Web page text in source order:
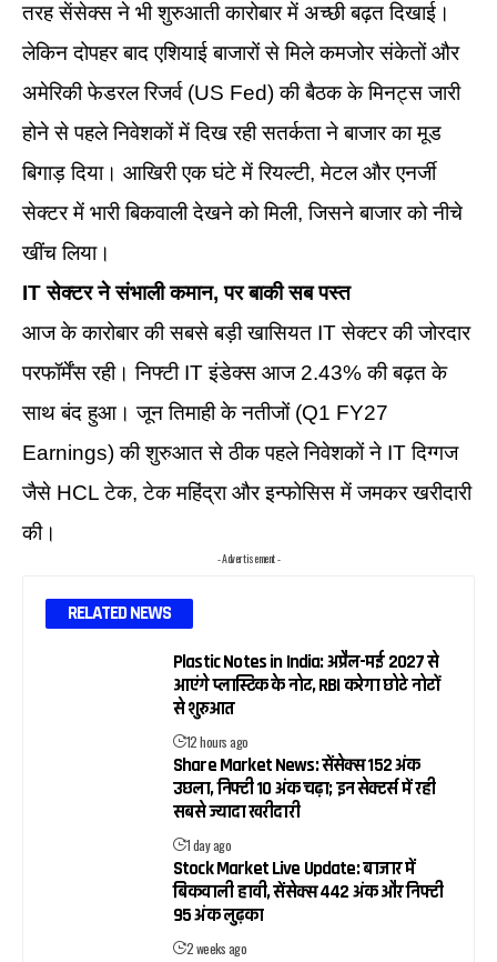
तरह सेंसेक्स ने भी शुरुआती कारोबार में अच्छी बढ़त दिखाई।
लेकिन दोपहर बाद एशियाई बाजारों से मिले कमजोर संकेतों और
अमेरिकी फेडरल रिजर्व (US Fed) की बैठक के मिनट्स जारी
होने से पहले निवेशकों में दिख रही सतर्कता ने बाजार का मूड
बिगाड़ दिया। आखिरी एक घंटे में रियल्टी, मेटल और एनर्जी
सेक्टर में भारी बिकवाली देखने को मिली, जिसने बाजार को नीचे
खींच लिया।
IT सेक्टर ने संभाली कमान, पर बाकी सब पस्त
आज के कारोबार की सबसे बड़ी खासियत IT सेक्टर की जोरदार
परफॉर्मेंस रही। निफ्टी IT इंडेक्स आज 2.43% की बढ़त के
साथ बंद हुआ। जून तिमाही के नतीजों (Q1 FY27
Earnings) की शुरुआत से ठीक पहले निवेशकों ने IT दिग्गज
जैसे HCL टेक, टेक महिंद्रा और इन्फोसिस में जमकर खरीदारी
की।
- Advertisement -
RELATED NEWS
Plastic Notes in India: अप्रैल-मई 2027 से
आएंगे प्लास्टिक के नोट, RBI करेगा छोटे नोटों
से शुरुआत
12 hours ago
Share Market News: सेंसेक्स 152 अंक
उछला, निफ्टी 10 अंक चढ़ा; इन सेक्टर्स में रही
सबसे ज्यादा खरीदारी
1 day ago
Stock Market Live Update: बाजार में
बिकवाली हावी, सेंसेक्स 442 अंक और निफ्टी
95 अंक लुढ़का
2 weeks ago